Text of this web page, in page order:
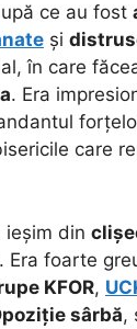
ce au fost
și
în care
. Era
care
ieșim din
Era foarte
KFOR,
sârbă,